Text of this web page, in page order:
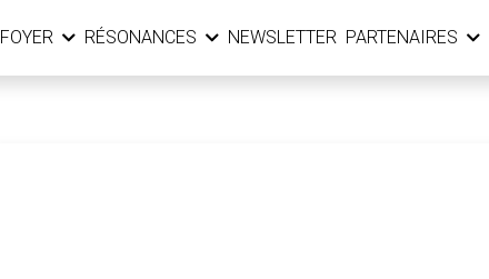
FOYER RÉSONANCES NEWSLETTER PARTENAIRES